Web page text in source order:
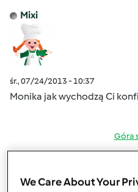
Mixi
śr., 07/24/2013 - 10:37
Monika jak wychodzą Ci
Góra
We Care About Your